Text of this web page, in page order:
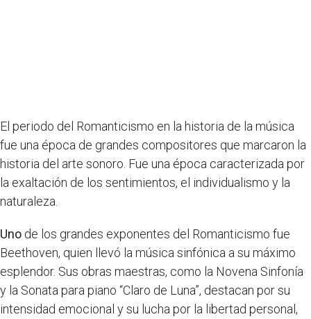
El periodo del Romanticismo en la historia de la música
fue una época de grandes compositores que marcaron la
historia del arte sonoro. Fue una época caracterizada por
la exaltación de los sentimientos, el individualismo y la
naturaleza.
Uno de los grandes exponentes del Romanticismo fue
Beethoven, quien llevó la música sinfónica a su máximo
esplendor. Sus obras maestras, como la Novena Sinfonía
y la Sonata para piano “Claro de Luna”, destacan por su
intensidad emocional y su lucha por la libertad personal,